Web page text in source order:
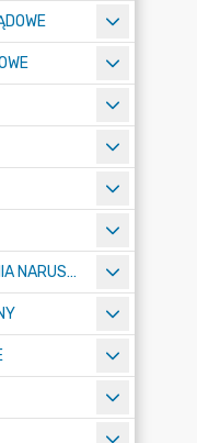
PROCEDURA ZGŁASZANIA NARUSZEŃ PRAWA